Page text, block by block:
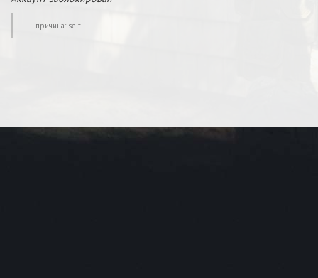
причина: self